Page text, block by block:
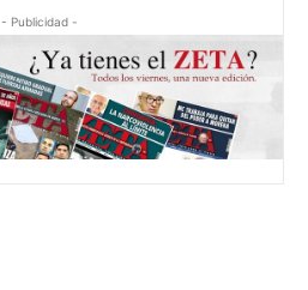
- Publicidad -